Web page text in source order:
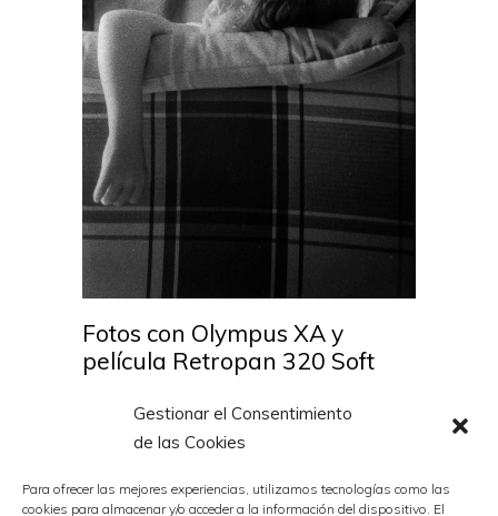
Gestionar el Consentimiento
de las Cookies
Para ofrecer las mejores experiencias, utilizamos tecnologías como las
cookies para almacenar y/o acceder a la información del dispositivo. El
Fotos con Olympus XA y
película Retropan 320 Soft